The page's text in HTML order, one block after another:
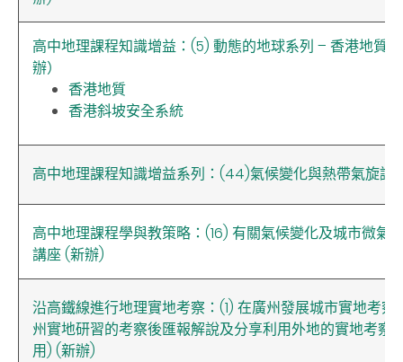
高中地理課程知識增益：(5) 動態的地球系列 – 香港地質
辦）
香港地質
香港斜坡安全系統
高中地理課程知識增益系列：(44)氣候變化與熱帶氣旋講
高中地理課程學與教策略：(16) 有關氣候變化及城市微氣
講座 (新辦)
沿高鐵線進行地理實地考察：(1) 在廣州發展城市實地考
州實地研習的考察後匯報解說及分享利用外地的實地考察
用) (新辦)